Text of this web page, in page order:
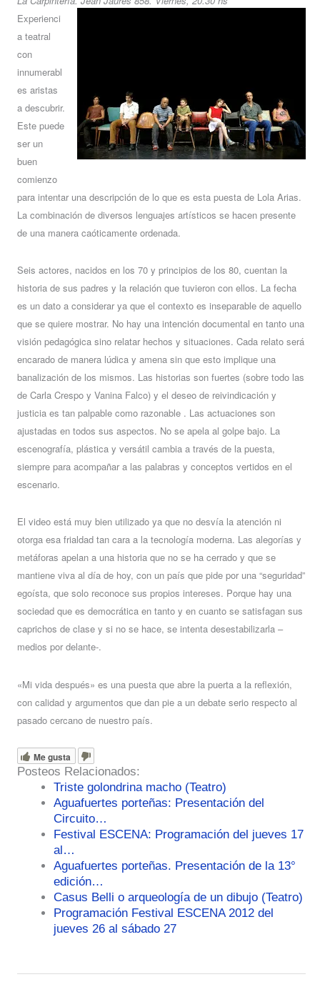
Experienci
a teatral
con
innumerabl
es aristas
a descubrir.
Este puede
ser un
buen
comienzo
para intentar una descripción de lo que es esta puesta de Lola Arias.
La combinación de diversos lenguajes artísticos se hacen presente
de una manera caóticamente ordenada.
Seis actores, nacidos en los 70 y principios de los 80, cuentan la
historia de sus padres y la relación que tuvieron con ellos. La fecha
es un dato a considerar ya que el contexto es inseparable de aquello
que se quiere mostrar. No hay una intención documental en tanto una
visión pedagógica sino relatar hechos y situaciones. Cada relato será
encarado de manera lúdica y amena sin que esto implique una
banalización de los mismos. Las historias son fuertes (sobre todo las
de Carla Crespo y Vanina Falco) y el deseo de reivindicación y
justicia es tan palpable como razonable . Las actuaciones son
ajustadas en todos sus aspectos. No se apela al golpe bajo. La
escenografía, plástica y versátil cambia a través de la puesta,
siempre para acompañar a las palabras y conceptos vertidos en el
escenario.
El video está muy bien utilizado ya que no desvía la atención ni
otorga esa frialdad tan cara a la tecnología moderna. Las alegorías y
metáforas apelan a una historia que no se ha cerrado y que se
mantiene viva al día de hoy, con un país que pide por una “seguridad”
egoísta, que solo reconoce sus propios intereses. Porque hay una
sociedad que es democrática en tanto y en cuanto se satisfagan sus
caprichos de clase y si no se hace, se intenta desestabilizarla –
medios por delante-.
«Mi vida después» es una puesta que abre la puerta a la reflexión,
con calidad y argumentos que dan pie a un debate serio respecto al
pasado cercano de nuestro país.
Me gusta
Posteos Relacionados:
Triste golondrina macho (Teatro)
Aguafuertes porteñas: Presentación del
Circuito…
Festival ESCENA: Programación del jueves 17
al…
Aguafuertes porteñas. Presentación de la 13°
edición…
Casus Belli o arqueología de un dibujo (Teatro)
Programación Festival ESCENA 2012 del
jueves 26 al sábado 27